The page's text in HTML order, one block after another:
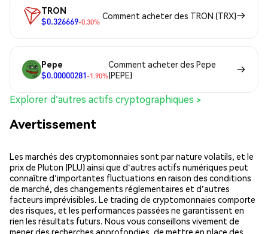
TRON
$0.326669-0.30%
Comment acheter des TRON (TRX)
Pepe
$0.00000281-1.90%
Comment acheter des Pepe
(PEPE)
Explorer d'autres actifs cryptographiques >
Avertissement
Les marchés des cryptomonnaies sont par nature volatils, et le
prix de Pluton (PLU) ainsi que d'autres actifs numériques peut
connaître d'importantes fluctuations en raison des conditions
de marché, des changements réglementaires et d'autres
facteurs imprévisibles. Le trading de cryptomonnaies comporte
des risques, et les performances passées ne garantissent en
rien les résultats futurs. Nous vous conseillons vivement de
mener des recherches approfondies, de mettre en place des